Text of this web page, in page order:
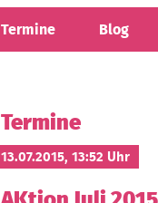
Termine Blog
Termine
13.07.2015, 13:52 Uhr